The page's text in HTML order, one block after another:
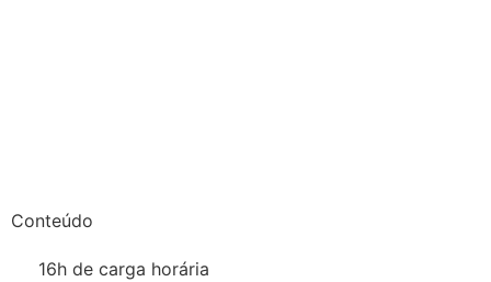
Conteúdo
16h de carga horária